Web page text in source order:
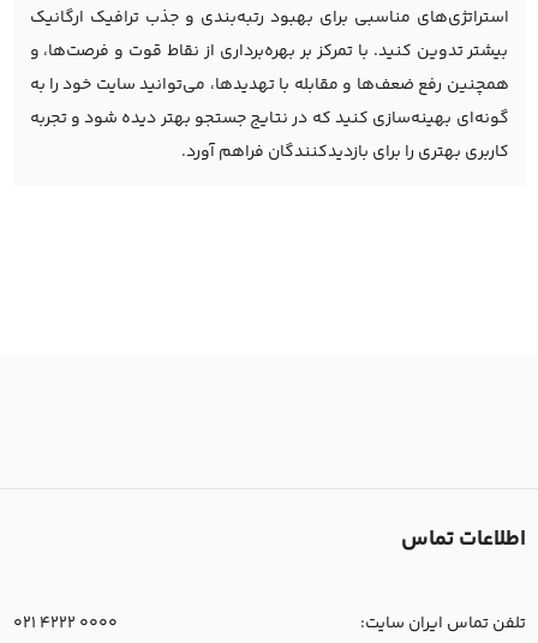
استراتژی‌های مناسبی برای بهبود رتبه‌بندی و جذب ترافیک ارگانیک
بیشتر تدوین کنید. با تمرکز بر بهره‌برداری از نقاط قوت و فرصت‌ها، و
همچنین رفع ضعف‌ها و مقابله با تهدیدها، می‌توانید سایت خود را به
گونه‌ای بهینه‌سازی کنید که در نتایج جستجو بهتر دیده شود و تجربه
کاربری بهتری را برای بازدیدکنندگان فراهم آورد.
اطلاعات تماس
تلفن تماس ایران سایت:
021 4222 0000